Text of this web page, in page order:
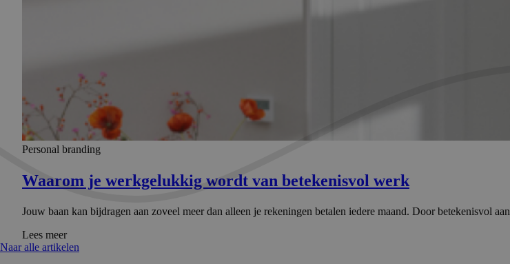
Personal branding
Waarom je werkgelukkig wordt van betekenisvol werk
Jouw baan kan bijdragen aan zoveel meer dan alleen je rekeningen betalen iedere maand. Door betekenisvol
Lees meer
Naar alle artikelen